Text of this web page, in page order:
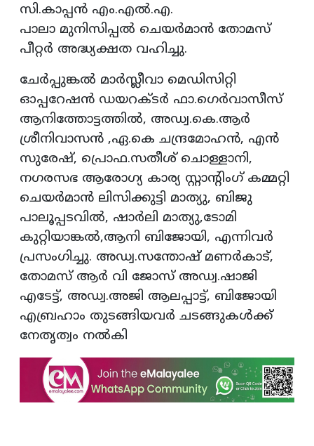
സി.കാപ്പൻ എം.എൽ.എ.
പാലാ മുനിസിപ്പൽ ചെയർമാൻ തോമസ്
പീറ്റർ അദ്ധ്യക്ഷത വഹിച്ചു.
ചേർപ്പുങ്കൽ മാർസ്ലീവാ മെഡിസിറ്റി
ഓപ്പറേഷൻ ഡയറക്ടർ ഫാ.ഗെർവാസീസ്
ആനിത്തോട്ടത്തിൽ, അഡ്വ.കെ.ആർ
ശ്രീനിവാസൻ ,ഏ.കെ ചന്ദ്രമോഹൻ, എൻ
സുരേഷ്, പ്രൊഫ.സതീശ് ചൊള്ളാനി,
നഗരസഭ ആരോഗ്യ കാര്യ സ്റ്റാൻ്റിംഗ് കമ്മറ്റി
ചെയർമാൻ ലിസിക്കുട്ടി മാത്യു, ബിജു
പാലൂപ്പടവിൽ, ഷാർലി മാത്യു,ടോമി
കുറ്റിയാങ്കൽ,ആനി ബിജോയി, എന്നിവർ
പ്രസംഗിച്ചു. അഡ്വ.സന്തോഷ് മണർകാട്,
തോമസ് ആർ വി ജോസ് അഡ്വ.ഷാജി
എടേട്ട്, അഡ്വ.അജി ആലപ്പാട്ട്, ബിജോയി
എബ്രഹാം തുടങ്ങിയവർ ചടങ്ങുകൾക്ക്
നേതൃത്വം നൽകി